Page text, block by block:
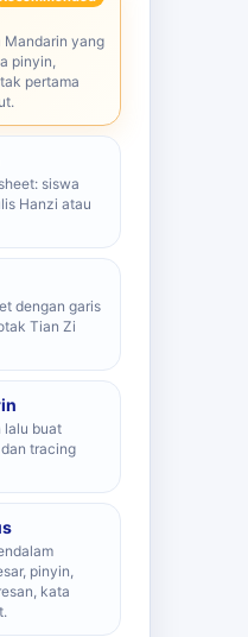
Mandarin yang
pinyin,
pertama
siswa
Hanzi atau
dengan garis
Tian Zi
lalu buat
tracing
pinyin,
kata